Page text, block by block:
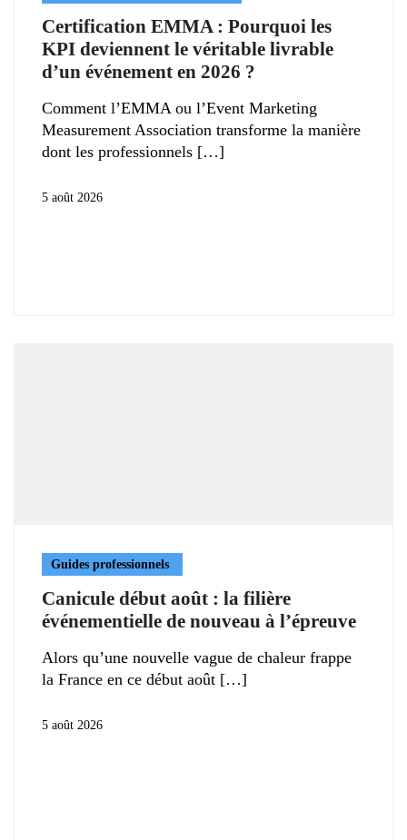
Certification EMMA : Pourquoi les
KPI deviennent le véritable livrable
d’un événement en 2026 ?
Comment l’EMMA ou l’Event Marketing
Measurement Association transforme la manière
dont les professionnels
5 août 2026
Guides professionnels
Canicule début août : la filière
événementielle de nouveau à l’épreuve
Alors qu’une nouvelle vague de chaleur frappe
la France en ce début août
5 août 2026